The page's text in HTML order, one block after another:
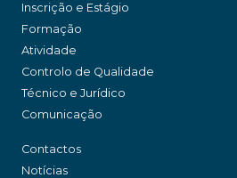
Inscrição e Estágio
Formação
Atividade
Controlo de Qualidade
Técnico e Jurídico
Comunicação
Contactos
Notícias